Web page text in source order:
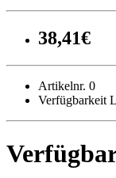
38,41€
Artikelnr. 0
Verfügbarkeit